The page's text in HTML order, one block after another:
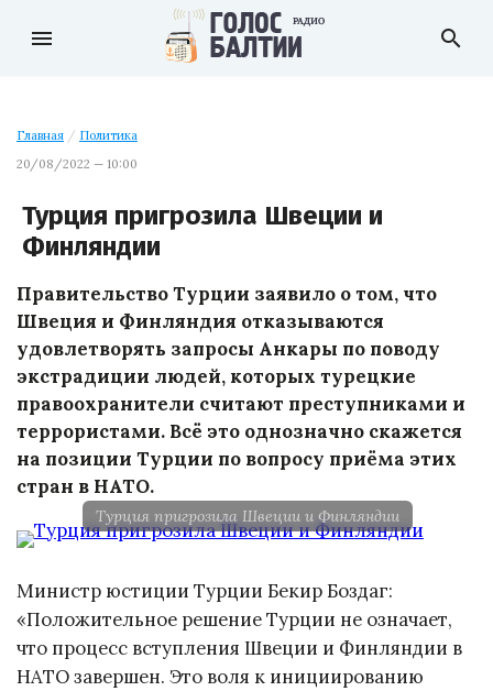
menu search
Главная / Политика
20/08/2022 — 10:00
Турция пригрозила Швеции и
Финляндии
Правительство Турции заявило о том, что
Швеция и Финляндия отказываются
удовлетворять запросы Анкары по поводу
экстрадиции людей, которых турецкие
правоохранители считают преступниками и
террористами. Всё это однозначно скажется
на позиции Турции по вопросу приёма этих
стран в НАТО.
Турция пригрозила Швеции и Финляндии
Министр юстиции Турции Бекир Боздаг:
«Положительное решение Турции не означает,
что процесс вступления Швеции и Финляндии в
НАТО завершен. Это воля к инициированию